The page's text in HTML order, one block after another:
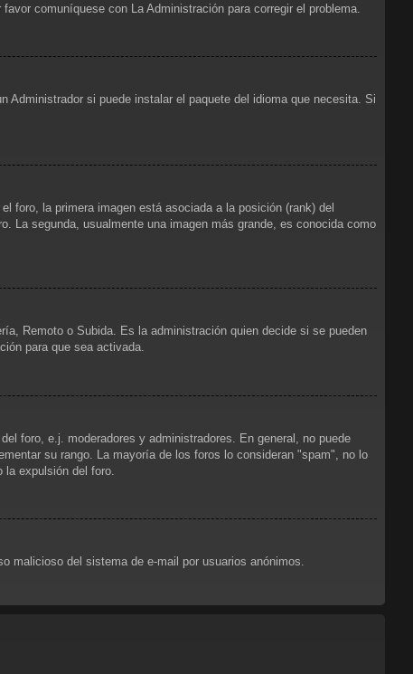
comuníquese con La Administración para corregir el problema.
Administrador si puede instalar el paquete del idioma que necesita. Si
foro, la primera imagen está asociada a la posición (rank) del
La segunda, usualmente una imagen más grande, es conocida como
Remoto o Subida. Es la administración quien decide si se pueden
para que sea activada.
foro, e.j. moderadores y administradores. En general, no puede
su rango. La mayoría de los foros lo consideran "spam", no lo
expulsión del foro.
malicioso del sistema de e-mail por usuarios anónimos.